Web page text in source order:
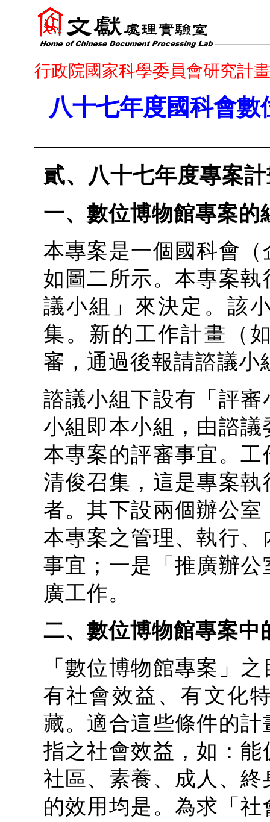
行政院國家科學委員會研究計
八十七年度國科會
貳、八十七年度專案
一、數位博物館專案的
本專案是一個國科會
如圖二所示。本專案
議小組」來決定。該
集。新的工作計畫（
審，通過後報請諮議小
諮議小組下設有「評
小組即本小組，由諮
本專案的評審事宜。
清俊召集，這是專案
者。其下設兩個辦公
本專案之管理、執行
事宜；一是「推廣辦
廣工作。
二、數位博物館專案中
「數位博物館專案」
有社會效益、有文化
藏。適合這些條件的
指之社會效益，如：
社區、素養、成人、
的效用均是。為求「